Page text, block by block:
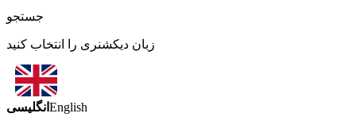
جستجو
زبان دیکشنری را انتخاب کنید
انگلیسی English